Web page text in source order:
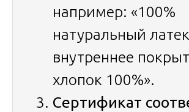
например: «100%
натуральный
внутреннее
хлопок 100%».
Сертификат